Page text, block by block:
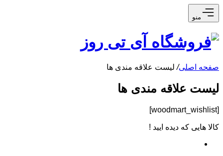
منو
صفحه اصلی/ لیست علاقه مندی ها
لیست علاقه مندی ها
[woodmart_wishlist]
کالا هایی که دیده ایید !